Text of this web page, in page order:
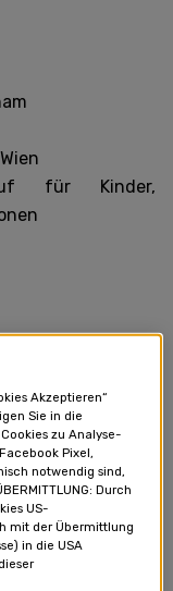
für Kinder,
www.elternseite.at
durch den/die
innen genannt)
Akzeptieren“
Sie in die
zu Analyse-
Pixel,
notwendig sind,
Durch
US-
mit der Übermittlung
in die USA